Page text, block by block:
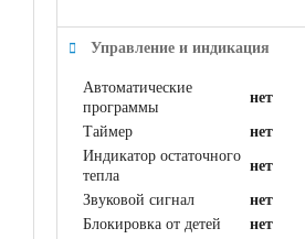
Управление и индикация
Автоматические
программы
нет
Таймер
нет
Индикатор остаточного
тепла
нет
Звуковой сигнал
нет
Блокировка от детей
нет